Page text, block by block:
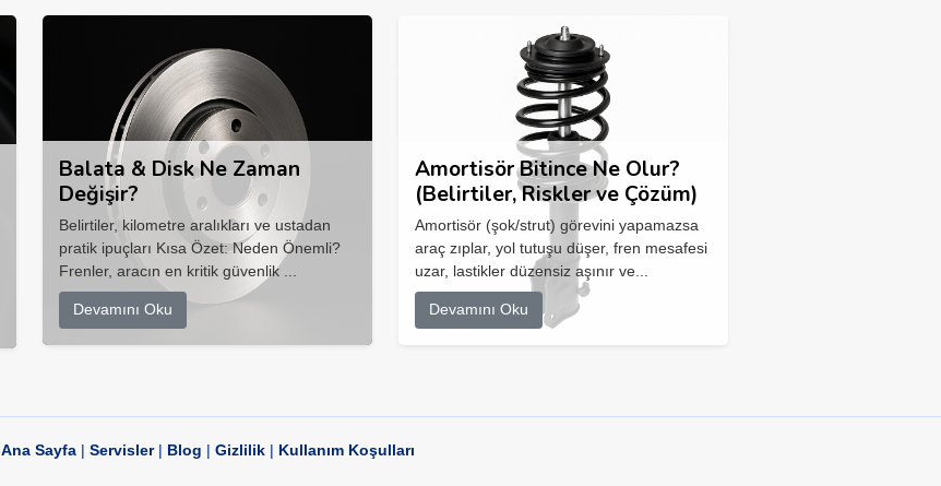
Balata & Disk Ne Zaman
Değişir?
Belirtiler, kilometre aralıkları ve ustadan
pratik ipuçları Kısa Özet: Neden Önemli?
Frenler, aracın en kritik güvenlik ...
Devamını Oku
Amortisör Bitince Ne Olur?
(Belirtiler, Riskler ve Çözüm)
Amortisör (şok/strut) görevini yapamazsa
araç zıplar, yol tutuşu düşer, fren mesafesi
uzar, lastikler düzensiz aşınır ve...
Devamını Oku
Ana Sayfa| Servisler| Blog | Gizlilik| Kullanım Koşulları